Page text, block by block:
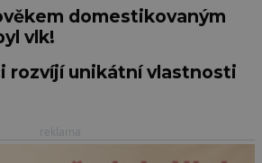
domestikovaným
vlk!
rozvíjí unikátní vlastnosti